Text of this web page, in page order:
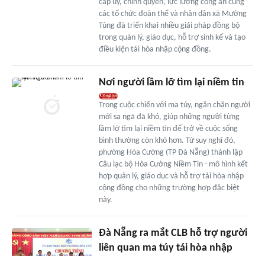
cấp ủy, chính quyền, lực lượng công an cùng
các tổ chức đoàn thể và nhân dân xã Mường
Tùng đã triển khai nhiều giải pháp đồng bộ
trong quản lý, giáo dục, hỗ trợ sinh kế và tạo
điều kiện tái hòa nhập cộng đồng.
Nơi người lầm lỡ tìm lại niềm tin
Trong cuộc chiến với ma túy, ngăn chặn người
mới sa ngã đã khó, giúp những người từng
lầm lỡ tìm lại niềm tin để trở về cuộc sống
bình thường còn khó hơn. Từ suy nghĩ đó,
phường Hòa Cường (TP Đà Nẵng) thành lập
Câu lạc bộ Hòa Cường Niềm Tin - mô hình kết
hợp quản lý, giáo dục và hỗ trợ tái hòa nhập
cộng đồng cho những trường hợp đặc biệt
này.
Đà Nẵng ra mắt CLB hỗ trợ người
liên quan ma túy tái hòa nhập